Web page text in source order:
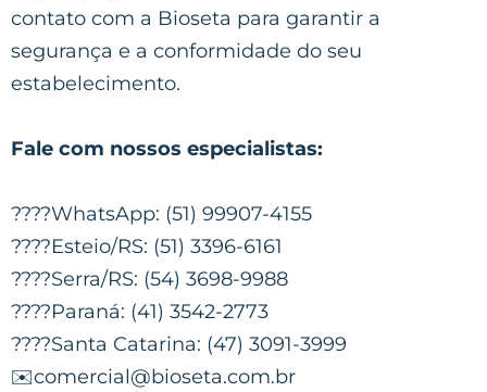
contato com a Bioseta para garantir a
segurança e a conformidade do seu
estabelecimento.
Fale com nossos especialistas:
????WhatsApp: (51) 99907-4155
????Esteio/RS: (51) 3396-6161
????Serra/RS: (54) 3698-9988
????Paraná: (41) 3542-2773
????Santa Catarina: (47) 3091-3999
✉️comercial@bioseta.com.br